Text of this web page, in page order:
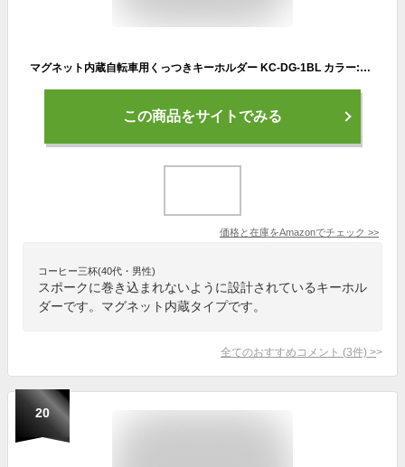
マグネット内蔵自転車用くっつきキーホルダー KC-DG-1BL カラー:ブルー
この商品をサイトでみる
価格と在庫をAmazonでチェック >>
コーヒー三杯(40代・男性)
スポークに巻き込まれないように設計されているキーホル
ダーです。マグネット内蔵タイプです。
全てのおすすめコメント (3件) >
20